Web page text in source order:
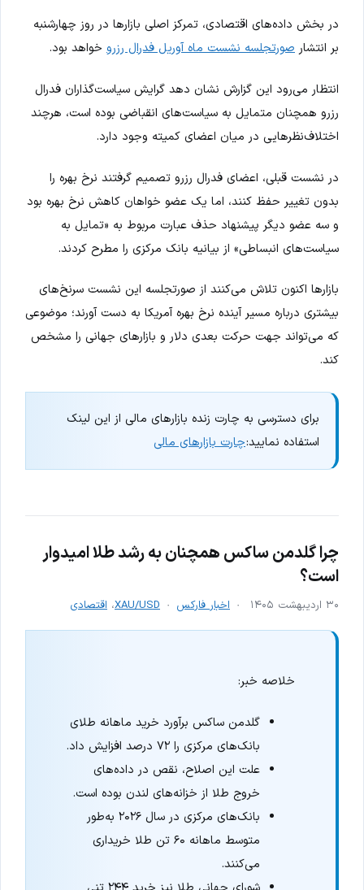
در بخش داده‌های اقتصادی، تمرکز اصلی بازارها در روز چهارشنبه
بر انتشار صورتجلسه نشست ماه آوریل فدرال رزرو خواهد بود.
انتظار می‌رود این گزارش نشان دهد گرایش سیاست‌گذاران فدرال
رزرو همچنان متمایل به سیاست‌های انقباضی بوده است، هرچند
اختلاف‌نظرهایی در میان اعضای کمیته وجود دارد.
در نشست قبلی، اعضای فدرال رزرو تصمیم گرفتند نرخ بهره را
بدون تغییر حفظ کنند، اما یک عضو خواهان کاهش نرخ بهره بود
و سه عضو دیگر پیشنهاد حذف عبارت مربوط به «تمایل به
سیاست‌های انبساطی» از بیانیه بانک مرکزی را مطرح کردند.
بازارها اکنون تلاش می‌کنند از صورتجلسه این نشست سرنخ‌های
بیشتری درباره مسیر آینده نرخ بهره آمریکا به دست آورند؛ موضوعی
که می‌تواند جهت حرکت بعدی دلار و بازارهای جهانی را مشخص
کند.
برای دسترسی به چارت زنده بازارهای مالی از این لینک
استفاده نمایید:چارت بازارهای مالی
چرا گلدمن ساکس همچنان به رشد طلا امیدوار
است؟
۳۰ اردیبهشت ۱۴۰۵ اخبار فارکس XAU/USD، اقتصادی
خلاصه خبر:
گلدمن ساکس برآورد خرید ماهانه طلای
بانک‌های مرکزی را ۷۲ درصد افزایش داد.
علت این اصلاح، نقص در داده‌های
خروج طلا از خزانه‌های لندن بوده است.
بانک‌های مرکزی در سال ۲۰۲۶ به‌طور
متوسط ماهانه ۶۰ تن طلا خریداری
می‌کنند.